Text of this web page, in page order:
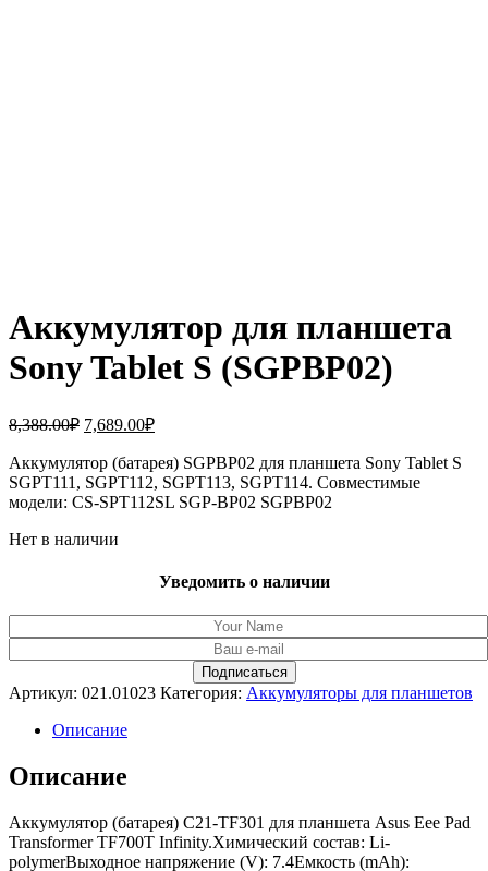
Аккумулятор для планшета
Sony Tablet S (SGPBP02)
8,388.00₽ Первоначальная
составляла
8,388.00₽.
7,689.00₽Текущая
7,689.00₽.
Аккумулятор (батарея) SGPBP02 для планшета Sony Tablet S
SGPT111, SGPT112, SGPT113, SGPT114. Совместимые
модели: CS-SPT112SL SGP-BP02 SGPBP02
Нет в наличии
Уведомить о наличии
Артикул: 021.01023 Категория: Аккумуляторы для планшетов
Описание
Описание
Аккумулятор (батарея) C21-TF301 для планшета Asus Eee Pad
Transformer TF700T Infinity.Химический состав: Li-
polymerВыходное напряжение (V): 7.4Емкость (mAh):